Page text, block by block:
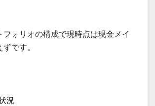
フォリオの構成で現時点は現金メイ
です。
況